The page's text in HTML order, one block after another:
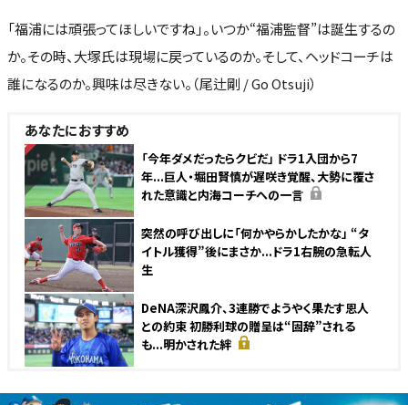
「福浦には頑張ってほしいですね」。いつか“福浦監督”は誕生するの
か。その時、大塚氏は現場に戻っているのか。そして、ヘッドコーチは
誰になるのか。興味は尽きない。（尾辻剛 / Go Otsuji）
あなたにおすすめ
NEW
「今年ダメだったらクビだ」 ドラ1入団から7
年...巨人・堀田賢慎が遅咲き覚醒、大勢に覆さ
れた意識と内海コーチへの一言
突然の呼び出しに「何かやらかしたかな」 “タ
イトル獲得”後にまさか...ドラ1右腕の急転人
生
DeNA深沢鳳介、3連勝でようやく果たす恩人
との約束 初勝利球の贈呈は“固辞”される
も...明かされた絆